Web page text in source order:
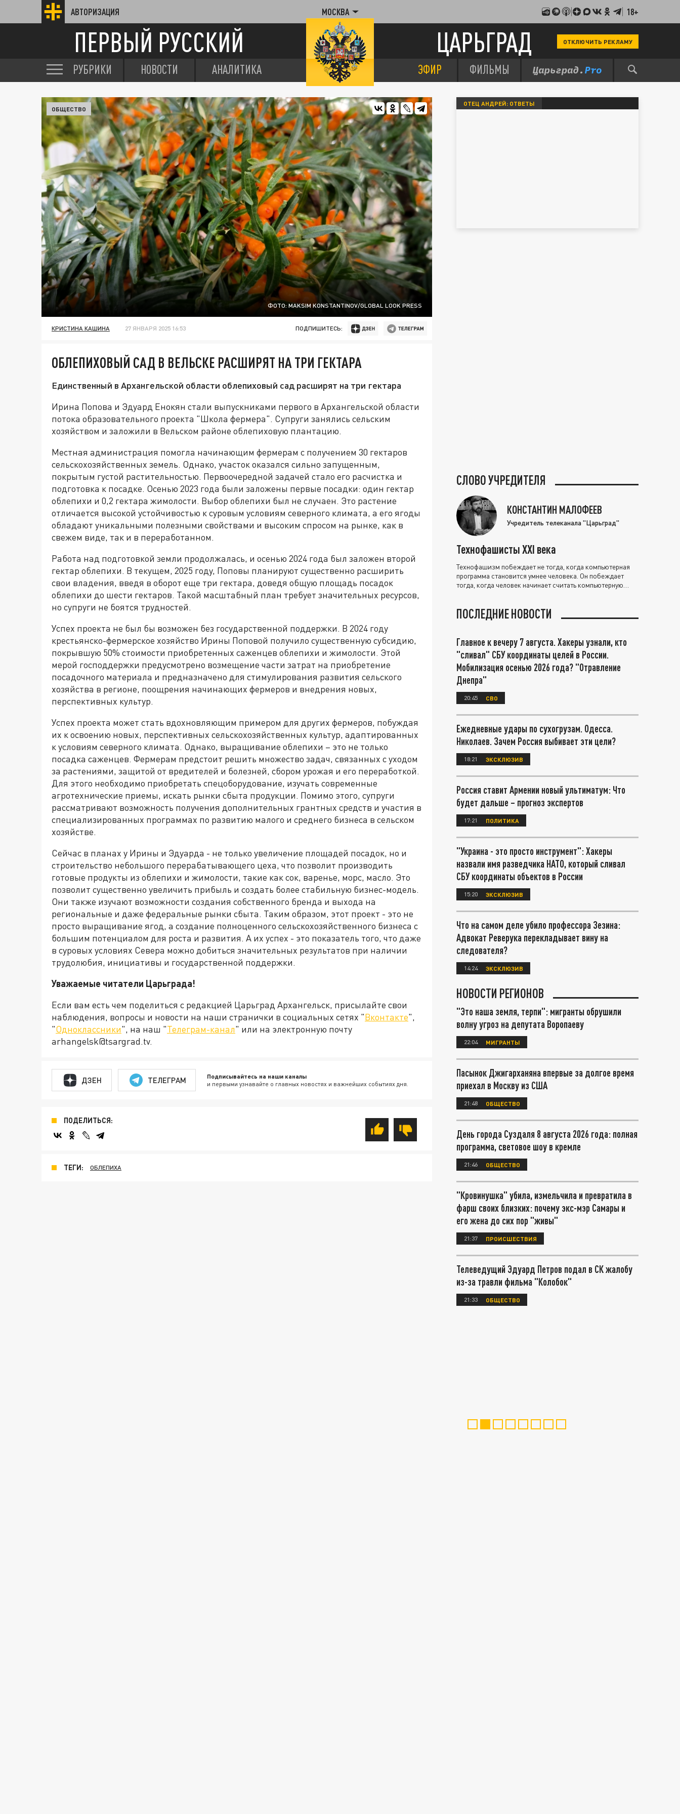
АВТОРИЗАЦИЯ МОСКВА 18+
ПЕРВЫЙ РУССКИЙ ЦАРЬГРАД ОТКЛЮЧИТЬ РЕКЛАМУ
РУБРИКИ НОВОСТИ АНАЛИТИКА ЭФИР ФИЛЬМЫ
ФОТО: MAKSIM KONSTANTINOV/GLOBAL LOOK PRESS
ОБЩЕСТВО
КРИСТИНА КАШИНА 27 ЯНВАРЯ 2025 16:53 ПОДПИШИТЕСЬ:
ОБЛЕПИХОВЫЙ САД В ВЕЛЬСКЕ РАСШИРЯТ НА ТРИ ГЕКТАРА
Единственный в Архангельской области облепиховый сад расширят на три гектара
Ирина Попова и Эдуард Енокян стали выпускниками первого в Архангельской области
потока образовательного проекта "Школа фермера". Супруги занялись сельским
хозяйством и заложили в Вельском районе облепиховую плантацию.
Местная администрация помогла начинающим фермерам с получением 30 гектаров
сельскохозяйственных земель. Однако, участок оказался сильно запущенным,
покрытым густой растительностью. Первоочередной задачей стало его расчистка и
подготовка к посадке. Осенью 2023 года были заложены первые посадки: один гектар
облепихи и 0,2 гектара жимолости. Выбор облепихи был не случаен. Это растение
отличается высокой устойчивостью к суровым условиям северного климата, а его ягоды
обладают уникальными полезными свойствами и высоким спросом на рынке, как в
свежем виде, так и в переработанном.
Работа над подготовкой земли продолжалась, и осенью 2024 года был заложен второй
гектар облепихи. В текущем, 2025 году, Поповы планируют существенно расширить
свои владения, введя в оборот еще три гектара, доведя общую площадь посадок
облепихи до шести гектаров. Такой масштабный план требует значительных ресурсов,
но супруги не боятся трудностей.
Успех проекта не был бы возможен без государственной поддержки. В 2024 году
крестьянско-фермерское хозяйство Ирины Поповой получило существенную субсидию,
покрывшую 50% стоимости приобретенных саженцев облепихи и жимолости. Этой
мерой господдержки предусмотрено возмещение части затрат на приобретение
посадочного материала и предназначено для стимулирования развития сельского
хозяйства в регионе, поощрения начинающих фермеров и внедрения новых,
перспективных культур.
Успех проекта может стать вдохновляющим примером для других фермеров, побуждая
их к освоению новых, перспективных сельскохозяйственных культур, адаптированных
к условиям северного климата. Однако, выращивание облепихи – это не только
посадка саженцев. Фермерам предстоит решить множество задач, связанных с уходом
за растениями, защитой от вредителей и болезней, сбором урожая и его переработкой.
Для этого необходимо приобретать спецоборудование, изучать современные
агротехнические приемы, искать рынки сбыта продукции. Помимо этого, супруги
рассматривают возможность получения дополнительных грантных средств и участия в
специализированных программах по развитию малого и среднего бизнеса в сельском
хозяйстве.
Сейчас в планах у Ирины и Эдуарда - не только увеличение площадей посадок, но и
строительство небольшого перерабатывающего цеха, что позволит производить
готовые продукты из облепихи и жимолости, такие как сок, варенье, морс, масло. Это
позволит существенно увеличить прибыль и создать более стабильную бизнес-модель.
Они также изучают возможности создания собственного бренда и выхода на
региональные и даже федеральные рынки сбыта. Таким образом, этот проект - это не
просто выращивание ягод, а создание полноценного сельскохозяйственного бизнеса с
большим потенциалом для роста и развития. А их успех - это показатель того, что даже
в суровых условиях Севера можно добиться значительных результатов при наличии
трудолюбия, инициативы и государственной поддержки.
Уважаемые читатели Царьграда!
Если вам есть чем поделиться с редакцией Царьград Архангельск, присылайте свои
наблюдения, вопросы и новости на наши странички в социальных сетях "Вконтакте",
"Одноклассники", на наш "Телеграм-канал" или на электронную почту
arhangelsk@tsargrad.tv.
ДЗЕН ТЕЛЕГРАМ Подписывайтесь на наши каналы
и первыми узнавайте о главных новостях и важнейших событиях дня.
ПОДЕЛИТЬСЯ:
ТЕГИ: ОБЛЕПИХА
ОТЕЦ АНДРЕЙ: ОТВЕТЫ
СЛОВО УЧРЕДИТЕЛЯ
КОНСТАНТИН МАЛОФЕЕВ
Учредитель телеканала "Царьград"
Технофашисты XXI века
Технофашизм побеждает не тогда, когда компьютерная
программа становится умнее человека. Он побеждает
тогда, когда человек начинает считать компьютерную
ПОСЛЕДНИЕ НОВОСТИ
Главное к вечеру 7 августа. Хакеры узнали, кто
"сливал" СБУ координаты целей в России.
Мобилизация осенью 2026 года? "Отравление
Днепра"
20:45 СВО
Ежедневные удары по сухогрузам. Одесса.
Николаев. Зачем Россия выбивает эти цели?
18:21 ЭКСКЛЮЗИВ
Россия ставит Армении новый ультиматум: Что
будет дальше – прогноз экспертов
17:21 ПОЛИТИКА
"Украина - это просто инструмент": Хакеры
назвали имя разведчика НАТО, который сливал
СБУ координаты объектов в России
15:20 ЭКСКЛЮЗИВ
Что на самом деле убило профессора Зезина:
Адвокат Реверука перекладывает вину на
следователя?
14:24 ЭКСКЛЮЗИВ
НОВОСТИ РЕГИОНОВ
"Это наша земля, терпи": мигранты обрушили
волну угроз на депутата Воропаеву
22:04 МИГРАНТЫ
Пасынок Джигарханяна впервые за долгое время
приехал в Москву из США
21:48 ОБЩЕСТВО
День города Суздаля 8 августа 2026 года: полная
программа, световое шоу в кремле
21:46 ОБЩЕСТВО
"Кровинушка" убила, измельчила и превратила в
фарш своих близких: почему экс-мэр Самары и
его жена до сих пор "живы"
21:37 ПРОИСШЕСТВИЯ
Телеведущий Эдуард Петров подал в СК жалобу
из-за травли фильма "Колобок"
21:33 ОБЩЕСТВО